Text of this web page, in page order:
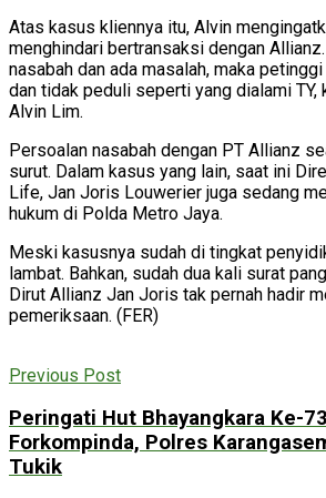
Atas kasus kliennya itu, Alvin
menghindari bertransaksi dengan
nasabah dan ada masalah, maka
dan tidak peduli seperti yang dialami TY,
Alvin Lim.
Persoalan nasabah dengan PT Allianz
surut. Dalam kasus yang lain, saat ini
Life, Jan Joris Louwerier juga sedang
hukum di Polda Metro Jaya.
Meski kasusnya sudah di tingkat
lambat. Bahkan, sudah dua kali surat
Dirut Allianz Jan Joris tak pernah hadir
pemeriksaan. (FER)
Previous Post
Peringati Hut Bhayangkara Ke-
Forkompinda, Polres
Tukik